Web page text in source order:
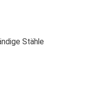
Stähle